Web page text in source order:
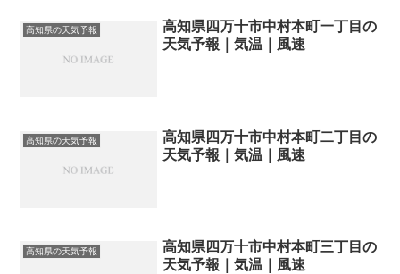
高知県の天気予報
高知県四万十市中村本町一丁目の
天気予報｜気温｜風速
高知県の天気予報
高知県四万十市中村本町二丁目の
天気予報｜気温｜風速
高知県の天気予報
高知県四万十市中村本町三丁目の
天気予報｜気温｜風速